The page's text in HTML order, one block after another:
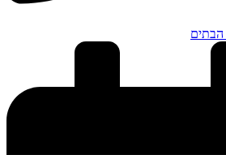
הבתים